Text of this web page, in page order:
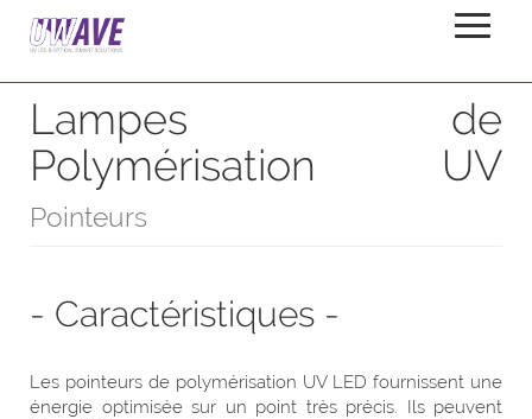
Accueil
Lampes de
Polymérisation UV
Pointeurs
- Caractéristiques -
Les pointeurs de polymérisation UV LED fournissent une
énergie optimisée sur un point très précis. Ils peuvent